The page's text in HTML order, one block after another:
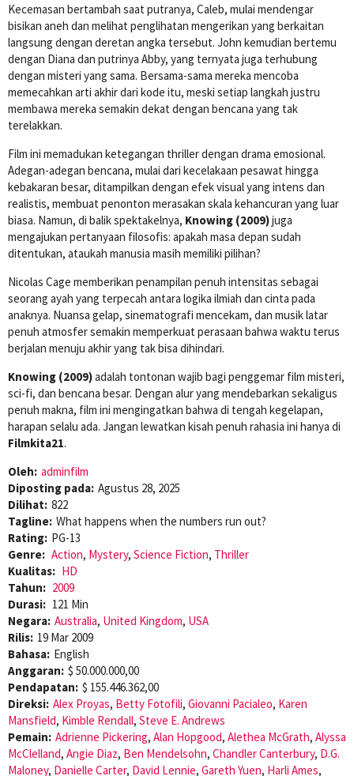
Kecemasan bertambah saat putranya, Caleb, mulai mendengar
bisikan aneh dan melihat penglihatan mengerikan yang berkaitan
langsung dengan deretan angka tersebut. John kemudian bertemu
dengan Diana dan putrinya Abby, yang ternyata juga terhubung
dengan misteri yang sama. Bersama-sama mereka mencoba
memecahkan arti akhir dari kode itu, meski setiap langkah justru
membawa mereka semakin dekat dengan bencana yang tak
terelakkan.
Film ini memadukan ketegangan thriller dengan drama emosional.
Adegan-adegan bencana, mulai dari kecelakaan pesawat hingga
kebakaran besar, ditampilkan dengan efek visual yang intens dan
realistis, membuat penonton merasakan skala kehancuran yang luar
biasa. Namun, di balik spektakelnya, Knowing (2009)juga
mengajukan pertanyaan filosofis: apakah masa depan sudah
ditentukan, ataukah manusia masih memiliki pilihan?
Nicolas Cage memberikan penampilan penuh intensitas sebagai
seorang ayah yang terpecah antara logika ilmiah dan cinta pada
anaknya. Nuansa gelap, sinematografi mencekam, dan musik latar
penuh atmosfer semakin memperkuat perasaan bahwa waktu terus
berjalan menuju akhir yang tak bisa dihindari.
Knowing (2009)adalah tontonan wajib bagi penggemar film misteri,
sci-fi, dan bencana besar. Dengan alur yang mendebarkan sekaligus
penuh makna, film ini mengingatkan bahwa di tengah kegelapan,
harapan selalu ada. Jangan lewatkan kisah penuh rahasia ini hanya di
Filmkita21.
Oleh: adminfilm
Diposting pada: Agustus 28, 2025
Dilihat: 822
Tagline: What happens when the numbers run out?
Rating: PG-13
Genre: Action, Mystery, Science Fiction, Thriller
Kualitas: HD
Tahun: 2009
Durasi: 121 Min
Negara: Australia, United Kingdom, USA
Rilis: 19 Mar 2009
Bahasa: English
Anggaran: $ 50.000.000,00
Pendapatan: $ 155.446.362,00
Direksi: Alex Proyas, Betty Fotofili, Giovanni Pacialeo, Karen
Mansfield, Kimble Rendall, Steve E. Andrews
Pemain: Adrienne Pickering, Alan Hopgood, Alethea McGrath, Alyssa
McClelland, Angie Diaz, Ben Mendelsohn, Chandler Canterbury, D.G.
Maloney, Danielle Carter, David Lennie, Gareth Yuen, Harli Ames,